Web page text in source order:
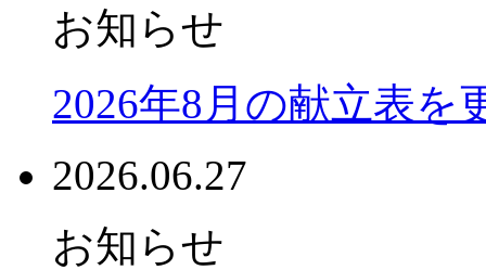
お知らせ
2026年8月の献立表を
2026.06.27
お知らせ